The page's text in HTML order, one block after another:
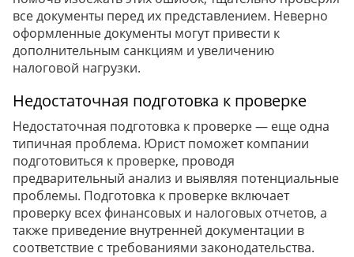
все документы перед их представлением. Неверно
оформленные документы могут привести к
дополнительным санкциям и увеличению
налоговой нагрузки.
Недостаточная подготовка к проверке
Недостаточная подготовка к проверке — еще одна
типичная проблема. Юрист поможет компании
подготовиться к проверке, проводя
предварительный анализ и выявляя потенциальные
проблемы. Подготовка к проверке включает
проверку всех финансовых и налоговых отчетов, а
также приведение внутренней документации в
соответствие с требованиями законодательства.